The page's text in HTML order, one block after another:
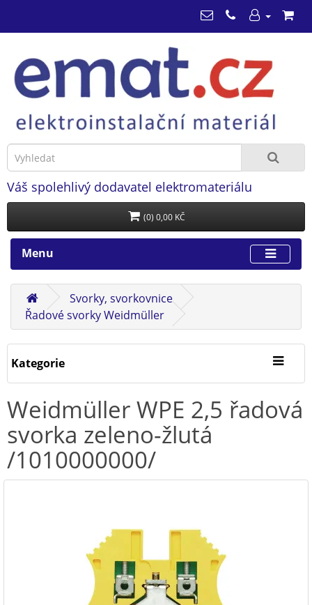
Váš spolehlivý dodavatel elektromateriálu
(0) 0,00 KČ
Menu
Svorky, svorkovnice
Řadové svorky Weidmüller
Kategorie
Weidmüller WPE 2,5 řadová
svorka zeleno-žlutá
/1010000000/